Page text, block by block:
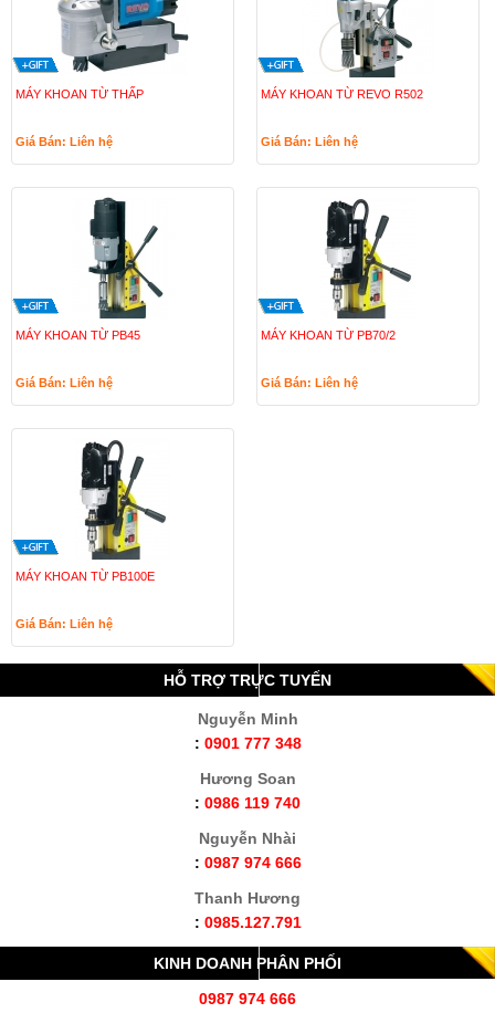
MÁY KHOAN TỪ THẤP
Giá Bán: Liên hệ
MÁY KHOAN TỪ REVO R502
Giá Bán: Liên hệ
MÁY KHOAN TỪ PB45
Giá Bán: Liên hệ
MÁY KHOAN TỪ PB70/2
Giá Bán: Liên hệ
MÁY KHOAN TỪ PB100E
Giá Bán: Liên hệ
HỖ TRỢ TRỰC TUYẾN
Nguyễn Minh
: 0901 777 348
Hương Soan
: 0986 119 740
Nguyễn Nhài
: 0987 974 666
Thanh Hương
: 0985.127.791
KINH DOANH PHÂN PHỐI
0987 974 666